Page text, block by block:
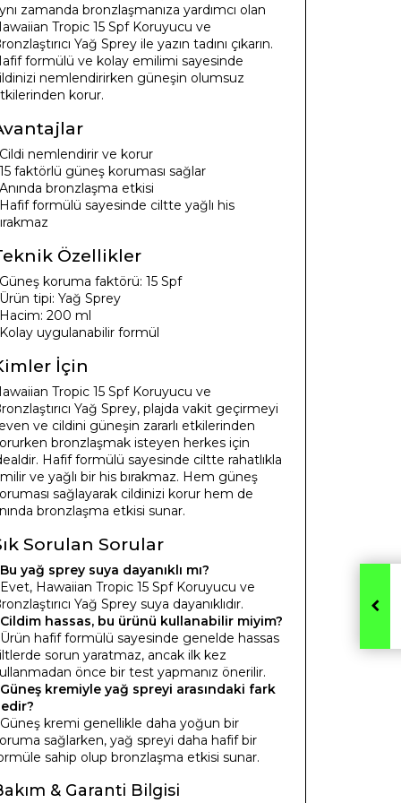
zamanda bronzlaşmanıza yardımcı olan
Tropic 15 Spf Koruyucu ve
Yağ Sprey ile yazın tadını çıkarın.
formülü ve kolay emilimi sayesinde
nemlendirirken güneşin olumsuz
korur.
Cildi nemlendirir ve korur
15 faktörlü güneş koruması sağlar
Anında bronzlaşma etkisi
Hafif formülü sayesinde ciltte yağlı his
Özellikler
Güneş koruma faktörü: 15 Spf
Ürün tipi: Yağ Sprey
Hacim: 200 ml
Kolay uygulanabilir formül
İçin
Tropic 15 Spf Koruyucu ve
Yağ Sprey, plajda vakit geçirmeyi
ve cildini güneşin zararlı etkilerinden
bronzlaşmak isteyen herkes için
Hafif formülü sayesinde ciltte rahatlıkla
ve yağlı bir his bırakmaz. Hem güneş
sağlayarak cildinizi korur hem de
bronzlaşma etkisi sunar.
Sorulan Sorular
Bu yağ sprey suya dayanıklı mı?
Hawaiian Tropic 15 Spf Koruyucu ve
Yağ Sprey suya dayanıklıdır.
Cildim hassas, bu ürünü kullanabilir miyim?
hafif formülü sayesinde genelde hassas
sorun yaratmaz, ancak ilk kez
önce bir test yapmanız önerilir.
Güneş kremiyle yağ spreyi arasındaki fark
kremi genellikle daha yoğun bir
sağlarken, yağ spreyi daha hafif bir
sahip olup bronzlaşma etkisi sunar.
& Garanti Bilgisi